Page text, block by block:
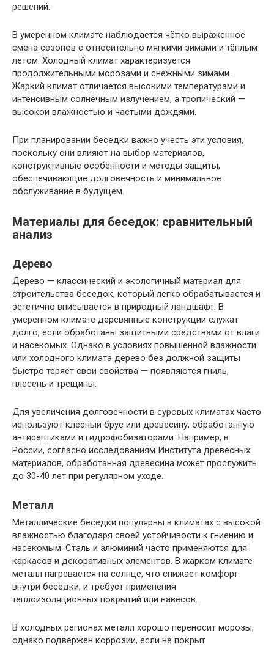
решений.
В умеренном климате наблюдается чётко выраженное
смена сезонов с относительно мягкими зимами и тёплым
летом. Холодный климат характеризуется
продолжительными морозами и снежными зимами.
Жаркий климат отличается высокими температурами и
интенсивным солнечным излучением, а тропический —
высокой влажностью и частыми дождями.
При планировании беседки важно учесть эти условия,
поскольку они влияют на выбор материалов,
конструктивные особенности и методы защиты,
обеспечивающие долговечность и минимальное
обслуживание в будущем.
Материалы для беседок: сравнительный
анализ
Дерево
Дерево — классический и экологичный материал для
строительства беседок, который легко обрабатывается и
эстетично вписывается в природный ландшафт. В
умеренном климате деревянные конструкции служат
долго, если обработаны защитными средствами от влаги
и насекомых. Однако в условиях повышенной влажности
или холодного климата дерево без должной защиты
быстро теряет свои свойства — появляются гниль,
плесень и трещины.
Для увеличения долговечности в суровых климатах часто
используют клееный брус или древесину, обработанную
антисептиками и гидрофобизаторами. Например, в
России, согласно исследованиям Института древесных
материалов, обработанная древесина может прослужить
до 30-40 лет при регулярном уходе.
Металл
Металлические беседки популярны в климатах с высокой
влажностью благодаря своей устойчивости к гниению и
насекомым. Сталь и алюминий часто применяются для
каркасов и декоративных элементов. В жарком климате
металл нагревается на солнце, что снижает комфорт
внутри беседки, и требует применения
теплоизоляционных покрытий или навесов.
В холодных регионах металл хорошо переносит морозы,
однако подвержен коррозии, если не покрыт